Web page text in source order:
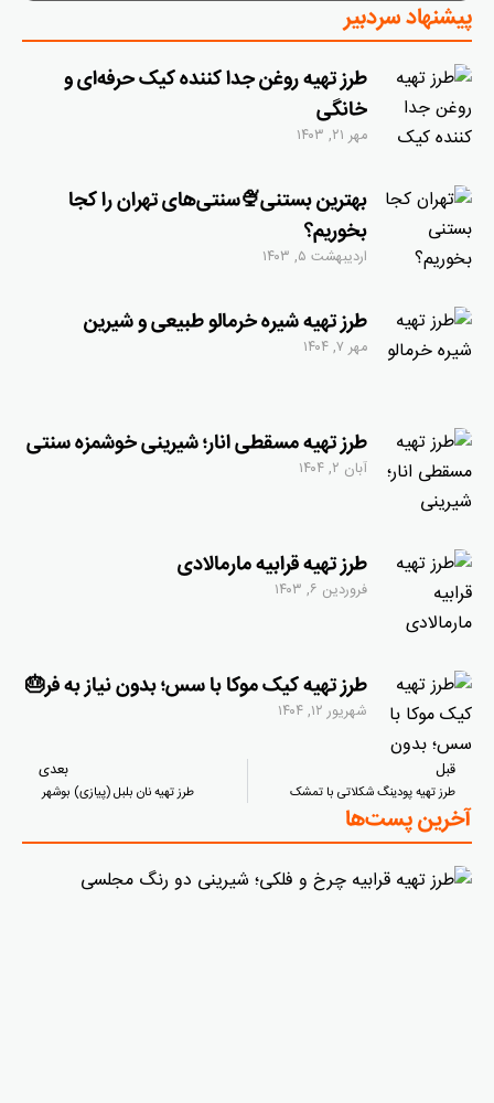
پیشنهاد سردبیر
طرز تهیه روغن جدا کننده کیک حرفه‌ای و
خانگی
مهر ۲۱, ۱۴۰۳
بهترین بستنی🍨سنتی‌های تهران را کجا
بخوریم؟
اردیبهشت ۵, ۱۴۰۳
طرز تهیه شیره خرمالو طبیعی و شیرین
مهر ۷, ۱۴۰۴
طرز تهیه مسقطی انار؛ شیرینی خوشمزه سنتی
آبان ۲, ۱۴۰۴
طرز تهیه قرابیه مارمالادی
فروردین ۶, ۱۴۰۳
طرز تهیه کیک موکا با سس؛ بدون نیاز به فر🎂
شهریور ۱۲, ۱۴۰۴
قبل
طرز تهیه پودینگ شکلاتی با تمشک
بعدی
طرز تهیه نان بلبل (پیازی) بوشهر
آخرین پست‌ها